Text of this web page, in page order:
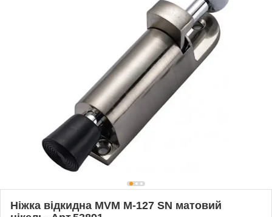
Ніжка відкидна MVM M-127 SN матовий